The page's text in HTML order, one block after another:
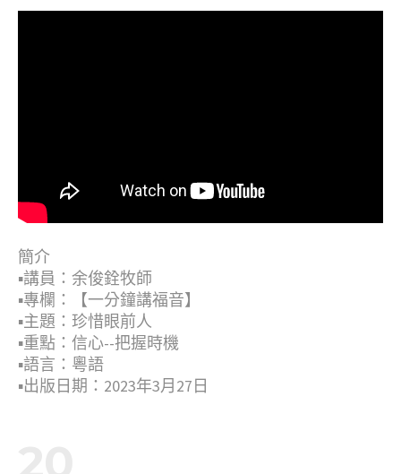
簡介
▪︎講員：余俊銓牧師
▪︎專欄：【一分鐘講福音】
▪︎主題：珍惜眼前人
▪︎重點：信心--把握時機
▪︎語言：粵語
▪︎出版日期：2023年3月27日